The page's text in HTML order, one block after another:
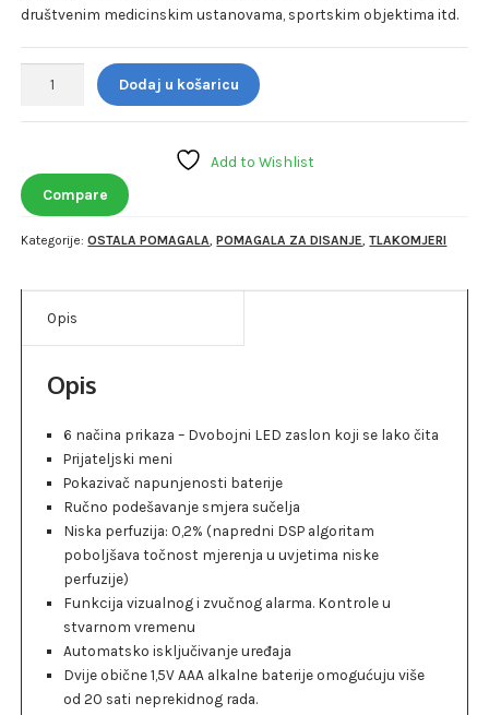
društvenim medicinskim ustanovama, sportskim objektima itd.
OKSIMETAR
DUO
SANITY
količina
Dodaj u košaricu
Add to Wishlist
Compare
Kategorije:OSTALA POMAGALA ,POMAGALA ZA DISANJE ,TLAKOMJERI
Opis
Opis
6 načina prikaza – Dvobojni LED zaslon koji se lako čita
Prijateljski meni
Pokazivač napunjenosti baterije
Ručno podešavanje smjera sučelja
Niska perfuzija: 0,2% (napredni DSP algoritam
poboljšava točnost mjerenja u uvjetima niske
perfuzije)
Funkcija vizualnog i zvučnog alarma. Kontrole u
stvarnom vremenu
Automatsko isključivanje uređaja
Dvije obične 1,5V AAA alkalne baterije omogućuju više
od 20 sati neprekidnog rada.